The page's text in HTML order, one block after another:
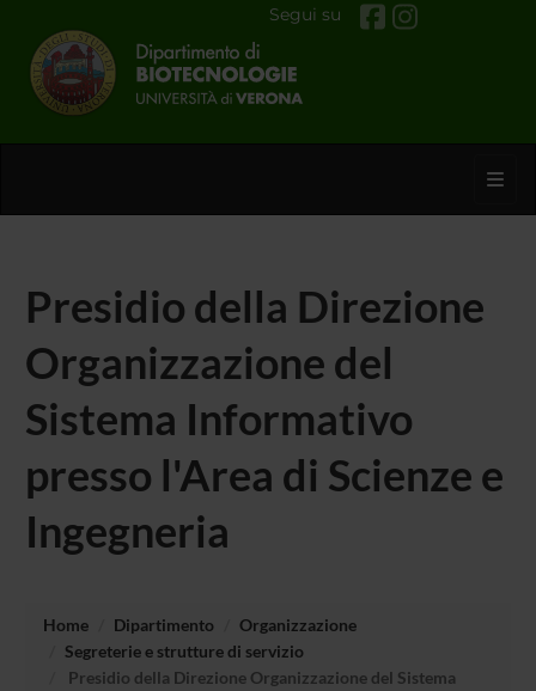
Segui su
Presidio della Direzione
Organizzazione del
Sistema Informativo
presso l'Area di Scienze e
Ingegneria
Home Dipartimento
Organizzazione
Segreterie e strutture di servizio
Presidio della Direzione Organizzazione del Sistema